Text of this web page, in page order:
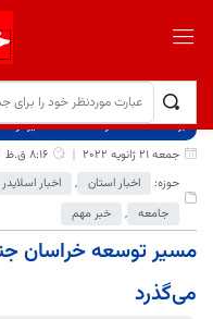
برگ نخست نوشته‌ها
مسیر توسعه
جمعه 21 ژانویه 2022
8:16 ق.ظ
حوزه:
اخبار استان , اخبار اسلایدر
جامعه , خبر مهم
می‌گذرد